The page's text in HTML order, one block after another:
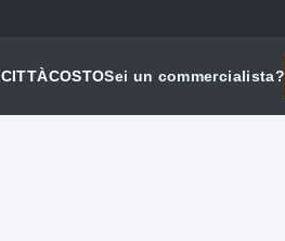
CITTÀCOSTOSei un commercialista?